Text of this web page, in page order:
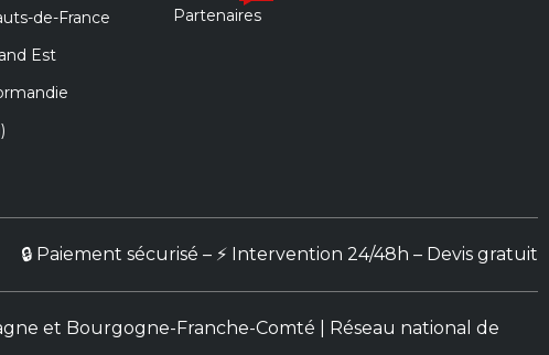
de-France
Est
Partenaires
🔒 Paiement sécurisé – ⚡ Intervention 24/48h – Devis gratuit
et Bourgogne-Franche-Comté |
Réseau national de